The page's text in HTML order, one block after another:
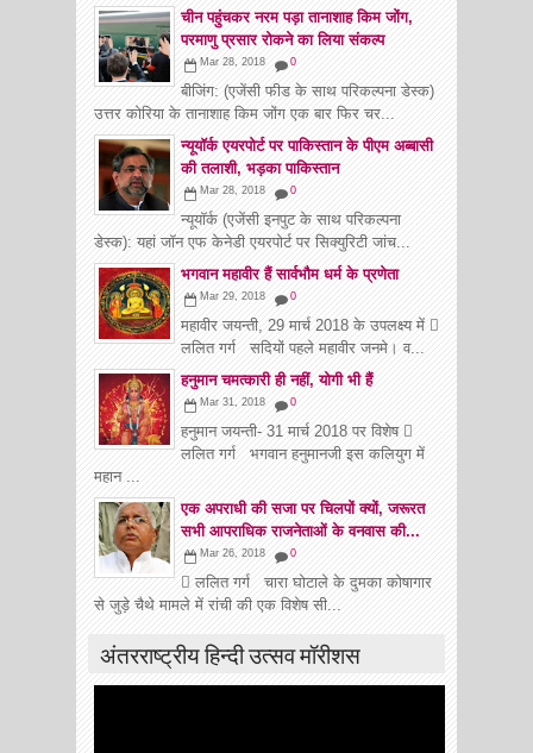
चीन पहुंचकर नरम पड़ा तानाशाह किम जोंग,
परमाणु प्रसार रोकने का लिया संकल्प
Mar 28, 2018 0
बीजिंग: (एजेंसी फीड के साथ परिकल्पना डेस्क)
उत्तर कोरिया के तानाशाह किम जोंग एक बार फिर चर...
न्यूयॉर्क एयरपोर्ट पर पाकिस्तान के पीएम अब्बासी
की तलाशी, भड़का पाकिस्तान
Mar 28, 2018 0
न्यूयॉर्क (एजेंसी इनपुट के साथ परिकल्पना
डेस्क): यहां जॉन एफ केनेडी एयरपोर्ट पर सिक्युरिटी जांच...
भगवान महावीर हैं सार्वभौम धर्म के प्रणेता
Mar 29, 2018 0
महावीर जयन्ती, 29 मार्च 2018 के उपलक्ष्य में 
ललित गर्ग सदियों पहले महावीर जनमे। व...
हनुमान चमत्कारी ही नहीं, योगी भी हैं
Mar 31, 2018 0
हनुमान जयन्ती- 31 मार्च 2018 पर विशेष 
ललित गर्ग भगवान हनुमानजी इस कलियुग में
महान ...
एक अपराधी की सजा पर चिलपों क्यों, जरूरत
सभी आपराधिक राजनेताओं के वनवास की...
Mar 26, 2018 0
 ललित गर्ग चारा घोटाले के दुमका कोषागार
से जुड़े चैथे मामले में रांची की एक विशेष सी...
अंतरराष्ट्रीय हिन्दी उत्सव मॉरीशस